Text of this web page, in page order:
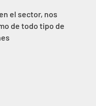
el sector, nos
de todo tipo de